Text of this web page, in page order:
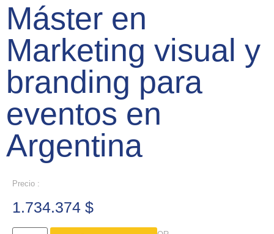
Máster en
Marketing visual y
branding para
eventos en
Argentina
Precio :
1.734.374 $